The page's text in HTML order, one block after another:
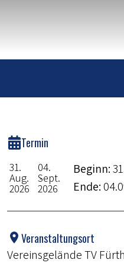
Termin
31.
Aug.
2026
04.
Sept.
2026
Beginn:
Ende:
Veranstaltungsort
Vereinsgelände TV